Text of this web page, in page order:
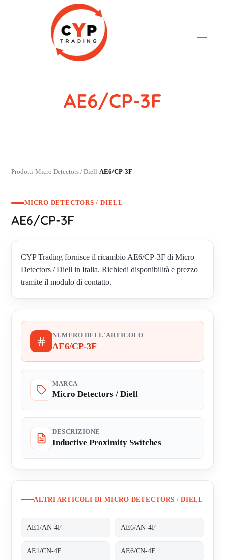
CYP Trading
AE6/CP-3F
Prodotti›Micro Detectors / Diell›AE6/CP-3F
MICRO DETECTORS / DIELL
AE6/CP-3F
CYP Trading fornisce il ricambio AE6/CP-3F di Micro
Detectors / Diell in Italia. Richiedi disponibilità e prezzo
tramite il modulo di contatto.
NUMERO DELL'ARTICOLO
AE6/CP-3F
MARCA
Micro Detectors / Diell
DESCRIZIONE
Inductive Proximity Switches
ALTRI ARTICOLI DI MICRO DETECTORS / DIELL
AE1/AN-4F AE6/AN-4F
AE1/CN-4F AE6/CN-4F